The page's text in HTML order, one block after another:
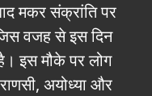
मकर संक्रांति पर
वजह से इस दिन
इस मौके पर लोग
अयोध्या और